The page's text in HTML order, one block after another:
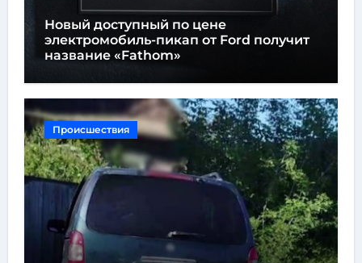
Новый доступный по цене
электромобиль-пикап от Ford получит
название «Fathom»
Происшествия